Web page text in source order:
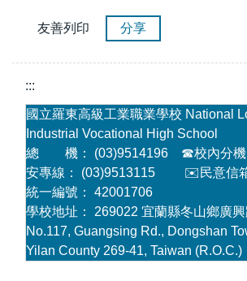
友善列印 分享
:::
國立羅東高級工業職業學校 National
Industrial Vocational High School
總 機： (03)9514196 ☎校內分機
安專線： (03)9513115 ✉️民意信
統一編號： 42001706
學校地址： 269022 宜蘭縣冬山鄉廣
No.117, Guangsing Rd., Dongshan
Yilan County 269-41, Taiwan (R.O.C.)